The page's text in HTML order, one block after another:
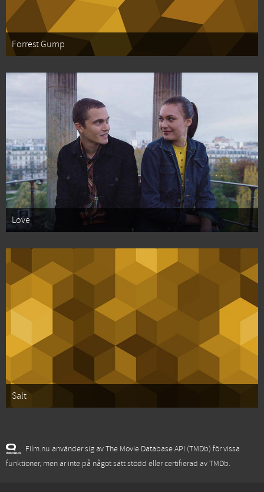
Forrest Gump
Love
Salt
Film.nu använder sig av The Movie Database API (TMDb) för vissa
funktioner, men är inte på något sätt stödd eller certifierad av TMDb.